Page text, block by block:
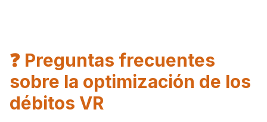
❓ Preguntas frecuentes
sobre la optimización de los
débitos VR